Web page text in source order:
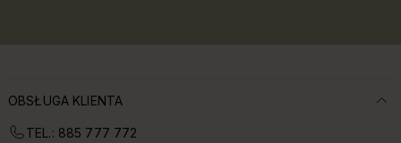
OBSŁUGA KLIENTA
TEL.: 885 777 772